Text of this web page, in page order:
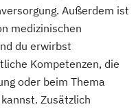
Außerdem ist
medizinischen
du erwirbst
Kompetenzen, die
oder beim Thema
Zusätzlich